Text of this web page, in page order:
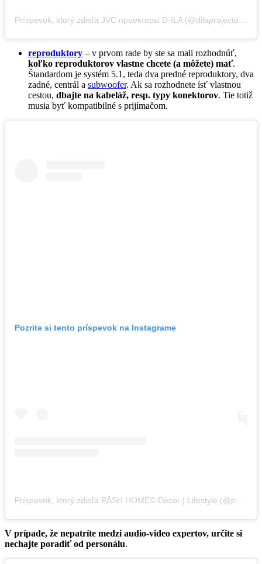
reproduktory – v prvom rade by ste sa mali rozhodnúť,
koľko reproduktorov vlastne chcete (a môžete) mať.
Štandardom je systém 5.1, teda dva predné reproduktory, dva
zadné, centrál a subwoofer. Ak sa rozhodnete ísť vlastnou
cestou, dbajte na kabeláž, resp. typy konektorov. Tie totiž
musia byť kompatibilné s prijímačom.
Pozrite si tento príspevok na Instagrame
V prípade, že nepatríte medzi audio-video expertov, určite si
nechajte poradiť od personálu.